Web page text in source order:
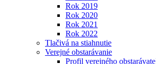
Rok 2019
Rok 2020
Rok 2021
Rok 2022
Tlačivá na stiahnutie
Verejné obstarávanie
Profil verejného